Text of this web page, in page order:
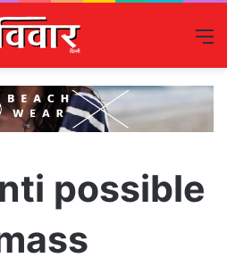
possible